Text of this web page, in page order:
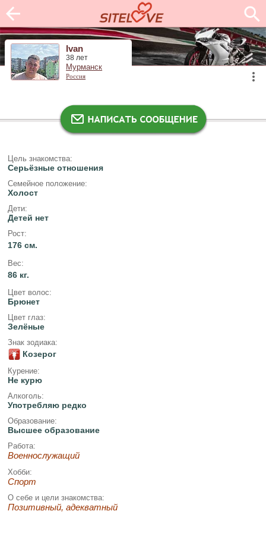
Ivan
38 лет
Мурманск
Россия
Цель знакомства:
Серьёзные отношения
Семейное положение:
Холост
Дети:
Детей нет
Рост:
176 см.
Вес:
86 кг.
Цвет волос:
Брюнет
Цвет глаз:
Зелёные
Знак зодиака:
Козерог
Курение:
Не курю
Алкоголь:
Употребляю редко
Образование:
Высшее образование
Работа:
Военнослужащий
Хобби:
Спорт
О себе и цели знакомства:
Позитивный, адекватный